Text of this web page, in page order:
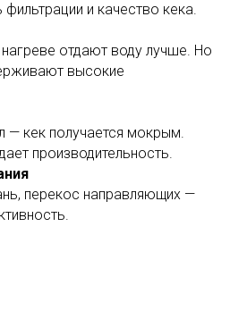
фильтрации и качество кека.
отдают воду лучше. Но
высокие
— кек получается мокрым.
производительность.
перекос направляющих —